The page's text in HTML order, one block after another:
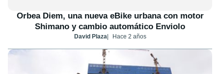
Orbea Diem, una nueva eBike urbana con motor
Shimano y cambio automático Enviolo
David Plaza Hace 2 años